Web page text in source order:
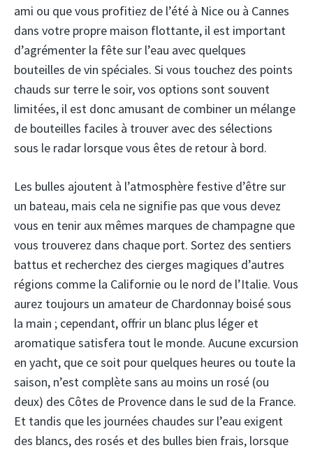
ami ou que vous profitiez de l’été à Nice ou à Cannes
dans votre propre maison flottante, il est important
d’agrémenter la fête sur l’eau avec quelques
bouteilles de vin spéciales. Si vous touchez des points
chauds sur terre le soir, vos options sont souvent
limitées, il est donc amusant de combiner un mélange
de bouteilles faciles à trouver avec des sélections
sous le radar lorsque vous êtes de retour à bord.
Les bulles ajoutent à l’atmosphère festive d’être sur
un bateau, mais cela ne signifie pas que vous devez
vous en tenir aux mêmes marques de champagne que
vous trouverez dans chaque port. Sortez des sentiers
battus et recherchez des cierges magiques d’autres
régions comme la Californie ou le nord de l’Italie. Vous
aurez toujours un amateur de Chardonnay boisé sous
la main ; cependant, offrir un blanc plus léger et
aromatique satisfera tout le monde. Aucune excursion
en yacht, que ce soit pour quelques heures ou toute la
saison, n’est complète sans au moins un rosé (ou
deux) des Côtes de Provence dans le sud de la France.
Et tandis que les journées chaudes sur l’eau exigent
des blancs, des rosés et des bulles bien frais, lorsque